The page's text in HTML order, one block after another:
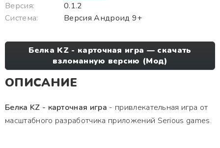
Версия:
0.1.2
Система:
Версия Андроид 9+
Белка KZ - карточная игра — скачать
взломанную версию (Мод)
ОПИСАНИЕ
Белка KZ - карточная игра - привлекательная игра от
масштабного разработчика приложений Serious games.